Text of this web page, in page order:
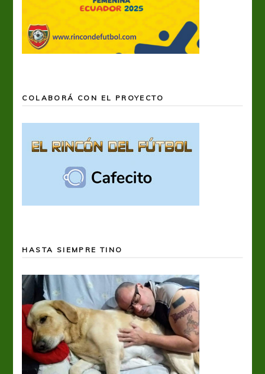
COLABORÁ CON EL PROYECTO
HASTA SIEMPRE TINO